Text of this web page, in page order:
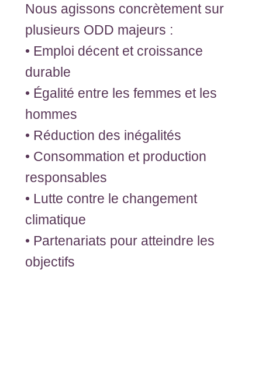
Nous agissons concrètement sur
plusieurs ODD majeurs :
• Emploi décent et croissance
durable
• Égalité entre les femmes et les
hommes
• Réduction des inégalités
• Consommation et production
responsables
• Lutte contre le changement
climatique
• Partenariats pour atteindre les
objectifs